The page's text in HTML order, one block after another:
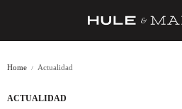
Home Actualidad
ACTUALIDAD